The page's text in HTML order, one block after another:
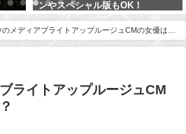
ンやスペシャル版もOK！
のメディアブライトアップルージュCMの女優は
ライトアップルージュCM